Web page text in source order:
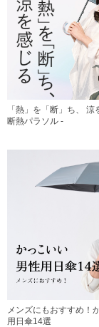
「熱」を「断」ち、
断熱パラソル -
メンズにもおすすめ！
用日傘14選